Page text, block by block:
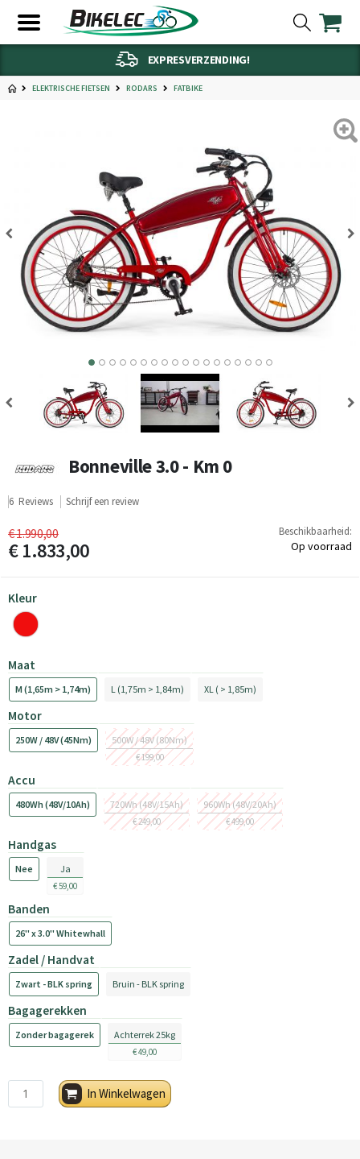
EXPRESVERZENDING!
ELEKTRISCHE FIETSEN RODARS FATBIKE
17
Bonneville 3.0 - Km 0
6 Reviews Schrijf een review
€ 1.990,00
€ 1.833,00
Beschikbaarheid:
Op voorraad
Kleur
Maat
M (1,65m > 1,74m) L (1,75m > 1,84m) XL ( > 1,85m)
Motor
250W / 48V (45Nm) 500W / 48V (80Nm)
€ 199,00
Accu
480Wh (48V/10Ah) 720Wh (48V/15Ah)
€ 249,00
960Wh (48V/20Ah)
€ 499,00
Handgas
Nee Ja
€ 59,00
Banden
26'' x 3.0'' Whitewhall
Zadel / Handvat
Zwart - BLK spring Bruin - BLK spring
Bagagerekken
Zonder bagagerek Achterrek 25kg
€ 49,00
In Winkelwagen